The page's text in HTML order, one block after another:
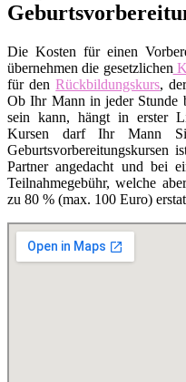
Die Kosten für einen
übernehmen die gesetzlichen
für denRückbildungskurs,
Ob Ihr Mann in jeder Stunde
sein kann, hängt in erster
Kursen darf Ihr Mann
Geburtsvorbereitungskursen
Partner angedacht und bei
Teilnahmegebühr, welche
zu 80 % (max. 100 Euro)